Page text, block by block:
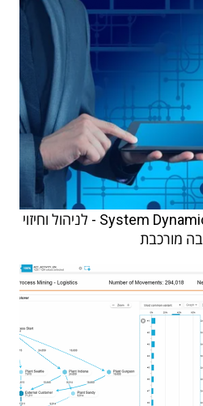
סיסטם דיינמיקס (SD) System Dynamics - לניהול וחיזוי
מורכבת